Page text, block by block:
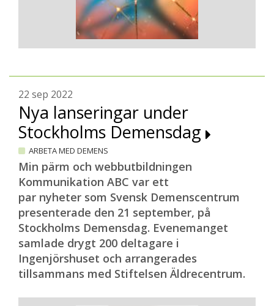
22 sep 2022
Nya lanseringar under
Stockholms Demensdag
ARBETA MED DEMENS
Min pärm och webbutbildningen
Kommunikation ABC var ett
par nyheter som Svensk Demenscentrum
presenterade den 21 september, på
Stockholms Demensdag. Evenemanget
samlade drygt 200 deltagare i
Ingenjörshuset och arrangerades
tillsammans med Stiftelsen Äldrecentrum.